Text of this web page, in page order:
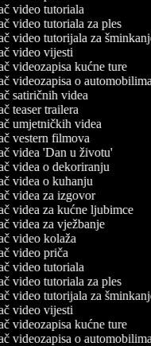
video tutoriala
video tutoriala za ples
video tutorijala za
video vijesti
videozapisa kućne ture
videozapisa o
satiričnih videa
teaser trailera
umjetničkih videa
vestern filmova
videa 'Dan u životu'
videa o dekoriranju
videa o kuhanju
videa za izgovor
videa za kućne ljubimce
videa za vježbanje
video kolaža
video priča
video tutoriala
video tutoriala za ples
video tutorijala za
video vijesti
videozapisa kućne ture
videozapisa o